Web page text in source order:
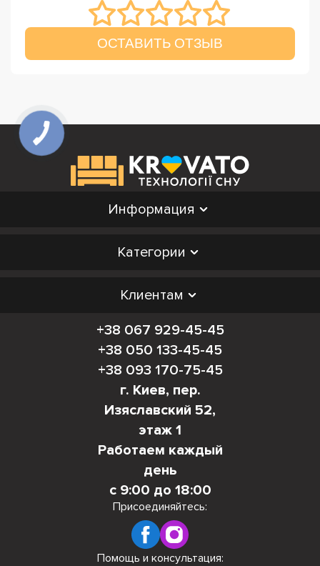
ОСТАВИТЬ ОТЗЫВ
Информация
Категории
Клиентам
+38 067 929-45-45
+38 050 133-45-45
+38 093 170-75-45
г. Киев, пер.
Изяславский 52,
этаж 1
Работаем каждый
день
с 9:00 до 18:00
Присоединяйтесь:
Помощь и консультация: